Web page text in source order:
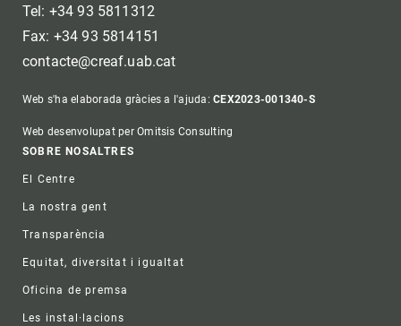
Tel: +34 93 5811312
Fax: +34 93 5814151
contacte@creaf.uab.cat
Web s'ha elaborada gràcies a l'ajuda:CEX2023-001340-S
Web desenvolupat per Omitsis Consulting
Footer
SOBRE NOSALTRES
El Centre
La nostra gent
Transparència
Equitat, diversitat i igualtat
Oficina de premsa
Les instal·lacions